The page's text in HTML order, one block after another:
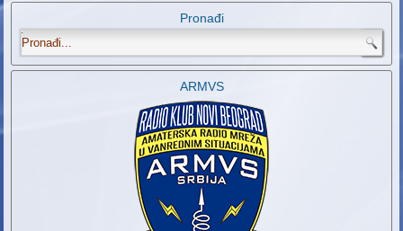
Pronađi
.
ARMVS